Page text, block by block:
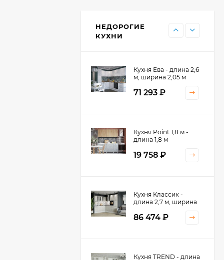
НЕДОРОГИЕ
КУХНИ
11 476
Кухня Ева - длина 2,6
м, ширина 2,05 м
71 293 ₽
Кухня Point 1,8 м -
длина 1,8 м
19 758 ₽
Кухня Классик -
длина 2,7 м, ширина
86 474 ₽
Кухня TREND - длина
Кухня Принцесса -
длина 2,4 м
38 767₽
Кухня Оптима - длина
2,8 м, ширина 1,4 м
52 197₽
Кухня Камелия -